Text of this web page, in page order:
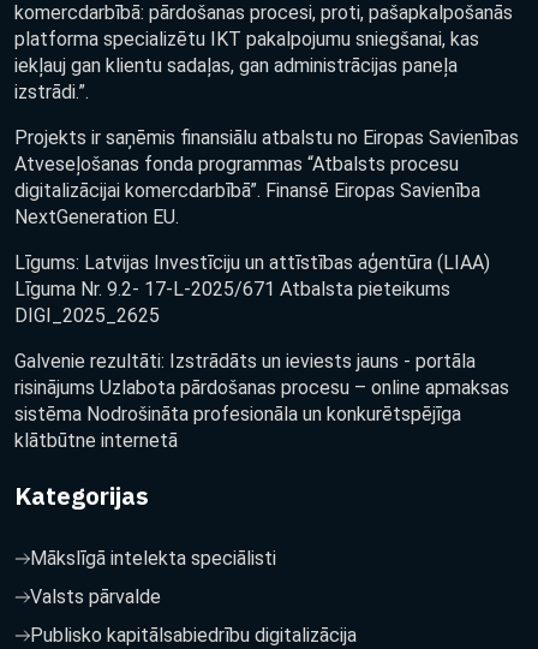
komercdarbībā: pārdošanas procesi, proti, pašapkalpošanās
platforma specializētu IKT pakalpojumu sniegšanai, kas
iekļauj gan klientu sadaļas, gan administrācijas paneļa
izstrādi.”.
Projekts ir saņēmis finansiālu atbalstu no Eiropas Savienības
Atveseļošanas fonda programmas “Atbalsts procesu
digitalizācijai komercdarbībā”. Finansē Eiropas Savienība
NextGeneration EU.
Līgums: Latvijas Investīciju un attīstības aģentūra (LIAA)
Līguma Nr. 9.2- 17-L-2025/671 Atbalsta pieteikums
DIGI_2025_2625
Galvenie rezultāti: Izstrādāts un ieviests jauns - portāla
risinājums Uzlabota pārdošanas procesu – online apmaksas
sistēma Nodrošināta profesionāla un konkurētspējīga
klātbūtne internetā
Kategorijas
Mākslīgā intelekta speciālisti
Valsts pārvalde
Publisko kapitālsabiedrību digitalizācija